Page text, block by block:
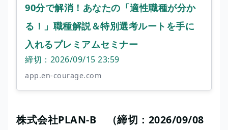
90分で解消！あなたの「適性職種が分か
る！」職種解説＆特別選考ルートを手に
入れるプレミアムセミナー
締切：2026/09/15 23:59
app.en-courage.com
株式会社PLAN-B （締切：2026/09/08